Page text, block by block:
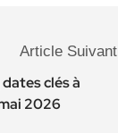
Article Suivant
clés à
2026